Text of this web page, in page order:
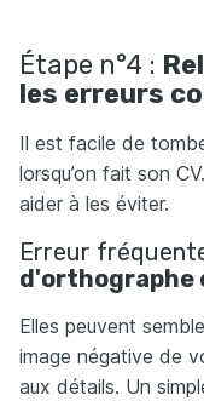
Étape n°4 :
les erreurs
Il est facile de
lorsqu’on fait son
aider à les éviter.
Erreur fréquente
d'orthographe
Elles peuvent
image négative de
aux détails. Un